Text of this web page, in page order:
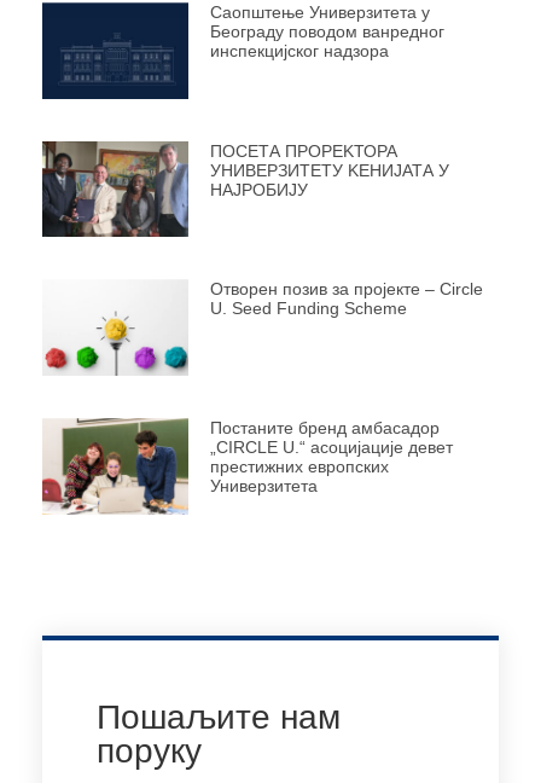
Саопштење Универзитета у
Београду поводом ванредног
инспекцијског надзора
ПОСЕТА ПРОРЕKТОРА
УНИВЕРЗИТЕТУ KЕНИЈАТА У
НАЈРОБИЈУ
Отворен позив за пројекте – Circle
U. Seed Funding Scheme
Постаните бренд амбасадор
„CIRCLE U.“ асоцијације девет
престижних европских
Универзитета
Пошаљите нам
поруку